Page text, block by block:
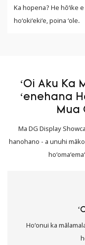
Ka hopena? He hōʻike
hoʻokiʻekiʻe, poina ʻole.
ʻOi Aku Ka
ʻenehana
Mua
Ma DG Display
hanohano - a unuhi
Hoʻonui ka